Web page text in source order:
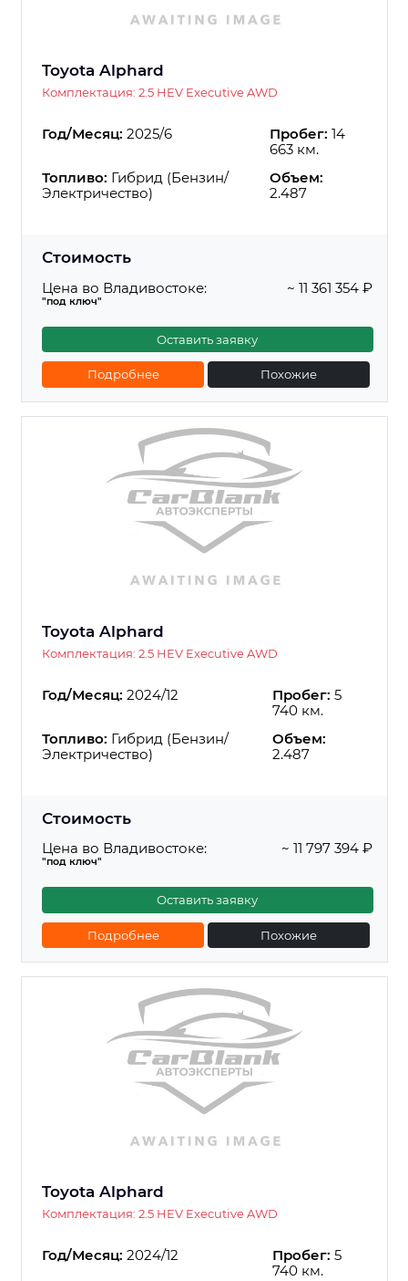
Toyota Alphard
Комплектация: 2.5 HEV Executive AWD
Год/Месяц: 2025/6 Пробег: 14
663 км.
Топливо: Гибрид (Бензин/
Электричество)
Объем:
2.487
Стоимость
Цена во Владивостоке:
"под ключ"
~ 11 361 354 ₽
Оставить заявку
Подробнее Похожие
Toyota Alphard
Комплектация: 2.5 HEV Executive AWD
Год/Месяц: 2024/12 Пробег: 5
740 км.
Топливо: Гибрид (Бензин/
Электричество)
Объем:
2.487
Стоимость
Цена во Владивостоке:
"под ключ"
~ 11 797 394 ₽
Оставить заявку
Подробнее Похожие
Toyota Alphard
Комплектация: 2.5 HEV Executive AWD
Год/Месяц: 2024/12 Пробег: 5
740 км.